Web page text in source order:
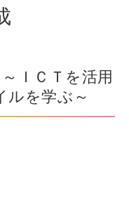
ＩＣＴを活用
ルを学ぶ～